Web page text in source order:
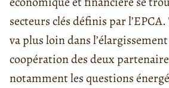
secteurs clés définis par
va plus loin dans
coopération des deux
notamment les questions